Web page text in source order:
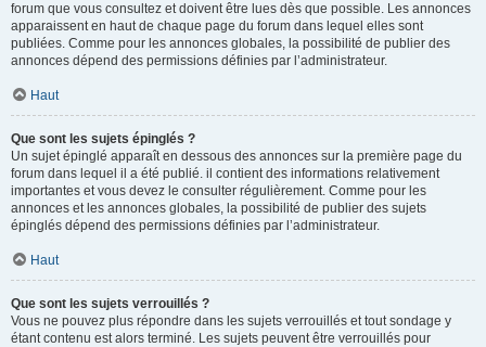
forum que vous consultez et doivent être lues dès que possible. Les annonces
apparaissent en haut de chaque page du forum dans lequel elles sont
publiées. Comme pour les annonces globales, la possibilité de publier des
annonces dépend des permissions définies par l’administrateur.
Haut
Que sont les sujets épinglés ?
Un sujet épinglé apparaît en dessous des annonces sur la première page du
forum dans lequel il a été publié. il contient des informations relativement
importantes et vous devez le consulter régulièrement. Comme pour les
annonces et les annonces globales, la possibilité de publier des sujets
épinglés dépend des permissions définies par l’administrateur.
Haut
Que sont les sujets verrouillés ?
Vous ne pouvez plus répondre dans les sujets verrouillés et tout sondage y
étant contenu est alors terminé. Les sujets peuvent être verrouillés pour